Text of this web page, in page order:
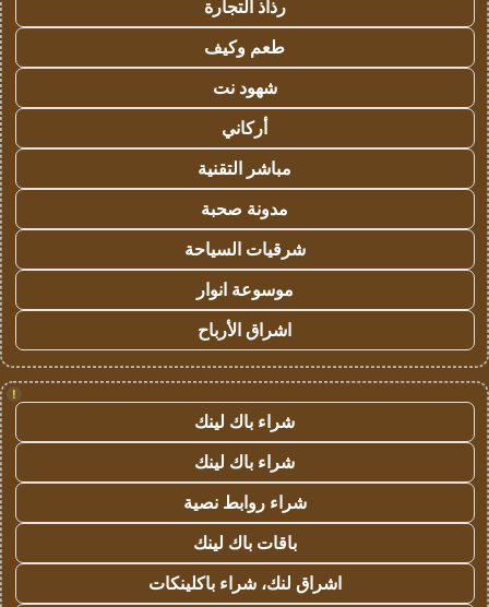
رذاذ التجارة
طعم وكيف
شهود نت
أركاني
مباشر التقنية
مدونة صحبة
شرقيات السياحة
موسوعة انوار
اشراق الأرباح
!
شراء باك لينك
شراء باك لينك
شراء روابط نصية
باقات باك لينك
اشراق لنك، شراء باكلينكات